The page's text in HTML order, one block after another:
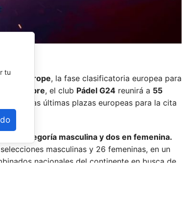
Europe, la fase clasificatoria europea para
, el club Pádel G24 reunirá a 55
por las últimas plazas europeas para la cita
en categoría masculina y dos en femenina.
masculinas y 26 femeninas, en un
nacionales del continente en busca de
tu